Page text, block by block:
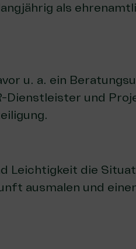
als
u. a. ein
Dienstleister und
Leichtigkeit die
ausmalen und